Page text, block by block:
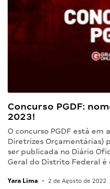
Concurso PGDF:
2023!
O concurso PGDF está em
Diretrizes Orçamentárias)
ser publicada no Diário
Geral do Distrito Federal
Yara Lima • 2 de Agosto de 2022